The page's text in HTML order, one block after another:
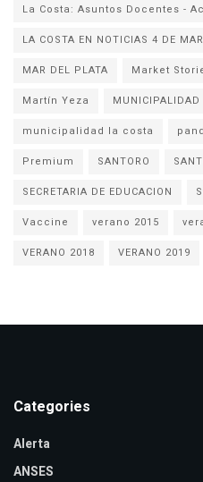
La Costa: Asuntos Docentes -
LA COSTA EN NOTICIAS 4 DE
MAR DEL PLATA
Market
Martín Yeza
MUNICIPALIDAD
municipalidad la costa
Premium
SANTORO
SECRETARIA DE EDUCACION
Vaccine
verano 2015
VERANO 2018
VERANO 2019
Categories
Alerta
ANSES